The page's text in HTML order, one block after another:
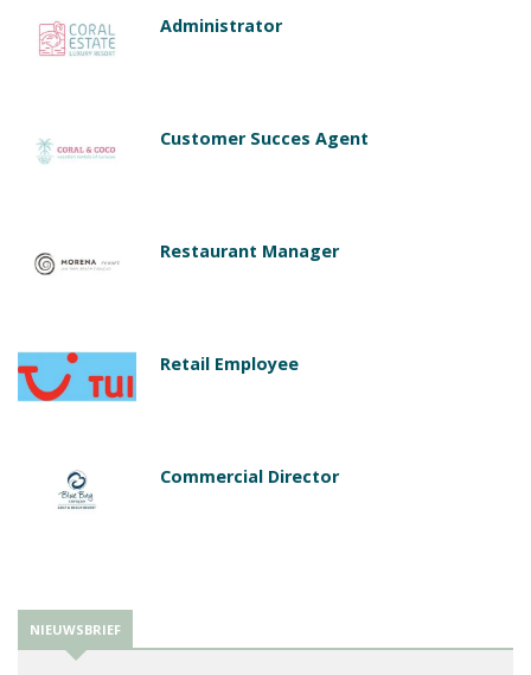
Administrator
Customer Succes Agent
Restaurant Manager
Retail Employee
Commercial Director
NIEUWSBRIEF